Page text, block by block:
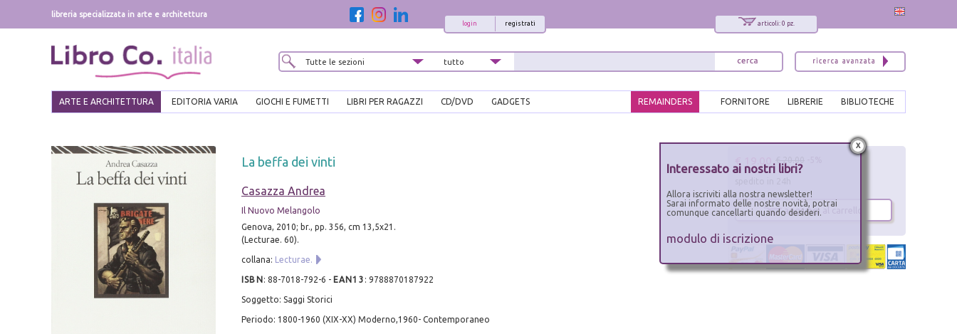
libreria specializzata in arte e architettura
articoli: 0 pz.
registrati
login
ARTE E ARCHITETTURA EDITORIA VARIA GIOCHI E FUMETTI LIBRI PER RAGAZZI CD/DVD GADGETS BIBLIOTECHE
LIBRERIE
FORNITORE
REMAINDERS
La beffa dei vinti
Casazza Andrea
Il Nuovo Melangolo
Genova, 2010; br., pp. 356, cm 13,5x21.
(Lecturae. 60).
collana: Lecturae.
ISBN : 88-7018-792-6 - EAN13 : 9788870187922
Soggetto: Saggi Storici
Periodo: 1800-1960 (XIX-XX) Moderno,1960- Contemporaneo
€ 19.00
aggiungi al carrello
x
Interessato ai nostri libri?
Allora iscriviti alla nostra newsletter!
Sarai informato delle nostre novità, potrai
comunque cancellarti quando desideri.
modulo di iscrizione